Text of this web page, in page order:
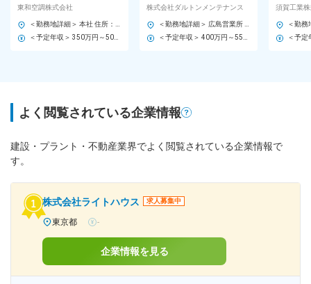
験歓迎■日祝休/残業平均20
時間/諸手当充実
東和空調株式会社
営業 ◆リモート／年休126
日／イトーキグループ
株式会社ダルトンメンテナンス
ト大阪や
の施工
須賀工業
よく閲覧されている企業情報
建設・プラント・不動産業界でよく閲覧されている企業情報で
す。
株式会社ライトハウス 求人募集中
東京都 -
企業情報を見る